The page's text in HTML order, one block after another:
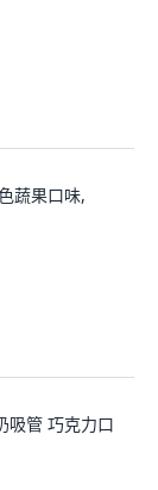
蔬果口味,
吸管 巧克力口